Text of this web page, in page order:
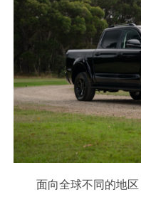
面向全球不同的地